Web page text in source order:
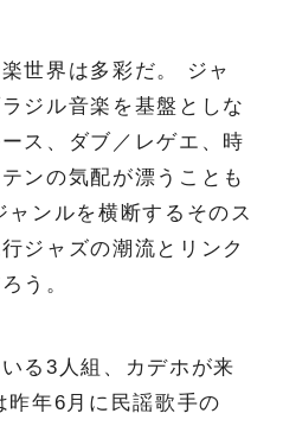
世界は多彩だ。 ジャ
ジル音楽を基盤としな
ス、ダブ／レゲエ、時
ンの気配が漂うことも
ンルを横断するそのス
ジャズの潮流とリンク
う。
る3人組、カデホが来
昨年6月に民謡歌手の